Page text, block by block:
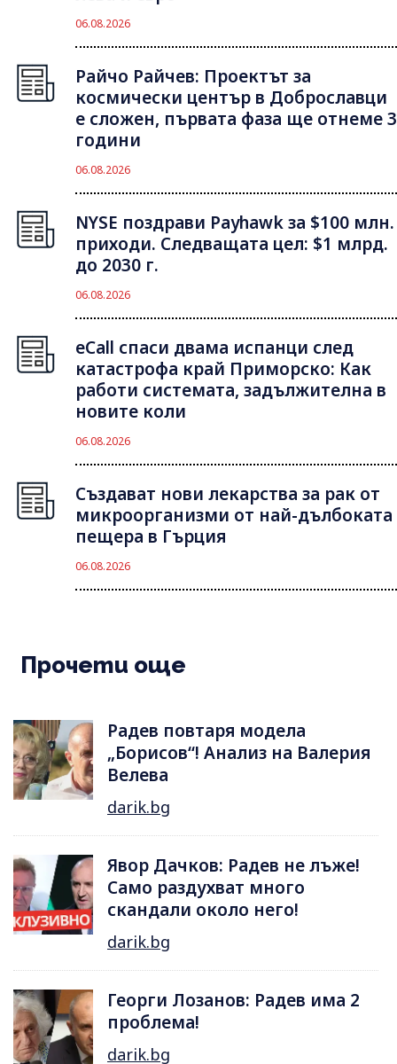
06.08.2026
Райчо Райчев: Проектът за
космически център в Доброславци
е сложен, първата фаза ще отнеме 3
години
06.08.2026
NYSE поздрави Payhawk за $100 млн.
приходи. Следващата цел: $1 млрд.
до 2030 г.
06.08.2026
eCall спаси двама испанци след
катастрофа край Приморско: Как
работи системата, задължителна в
новите коли
06.08.2026
Създават нови лекарства за рак от
микроорганизми от най-дълбоката
пещера в Гърция
06.08.2026
Прочети още
Радев повтаря модела
„Борисов“! Анализ на Валерия
Велева
darik.bg
Явор Дачков: Радев не лъже!
Само раздухват много
скандали около него!
darik.bg
Георги Лозанов: Радев има 2
проблема!
darik.bg